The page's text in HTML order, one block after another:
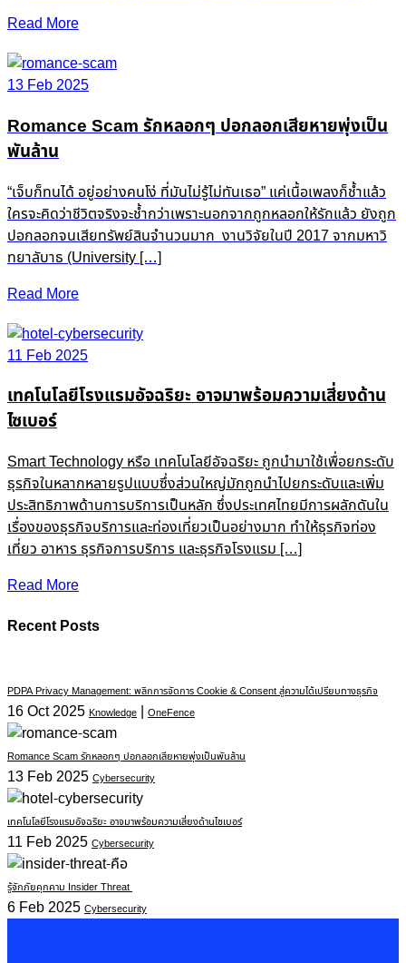
Read More
13 Feb 2025
Romance Scam รักหลอกๆ ปอกลอกเสียหายพุ่งเป็น
พันล้าน
“เจ็บก็ทนได้ อยู่อย่างคนโง่ ที่มันไม่รู้ไม่ทันเธอ” แค่เนื้อเพลงก็ช้ำแล้ว
ใครจะคิดว่าชีวิตจริงจะช้ำกว่าเพราะนอกจากถูกหลอกให้รักแล้ว ยังถูก
ปอกลอกจนเสียทรัพย์สินจำนวนมาก งานวิจัยในปี 2017 จากมหาวิ
ทยาลับาธ (University […]
Read More
11 Feb 2025
เทคโนโลยีโรงแรมอัจฉริยะ อาจมาพร้อมความเสี่ยงด้าน
ไซเบอร์
Smart Technology หรือ เทคโนโลยีอัจฉริยะ ถูกนำมาใช้เพื่อยกระดับ
ธุรกิจในหลากหลายรูปแบบซึ่งส่วนใหญ่มักถูกนำไปยกระดับและเพิ่ม
ประสิทธิภาพด้านการบริการเป็นหลัก ซึ่งประเทศไทยมีการผลักดันใน
เรื่องของธุรกิจบริการและท่องเที่ยวเป็นอย่างมาก ทำให้ธุรกิจท่อง
เที่ยว อาหาร ธุรกิจการบริการ และธุรกิจโรงแรม […]
Read More
Recent Posts
PDPA Privacy Management: พลิกการจัดการ Cookie & Consent สู่ความได้เปรียบทางธุรกิจ
16 Oct 2025 Knowledge | OneFence
Romance Scam รักหลอกๆ ปอกลอกเสียหายพุ่งเป็นพันล้าน
13 Feb 2025 Cybersecurity
เทคโนโลยีโรงแรมอัจฉริยะ อาจมาพร้อมความเสี่ยงด้านไซเบอร์
11 Feb 2025 Cybersecurity
รู้จักภัยคุกคาม Insider Threat
6 Feb 2025 Cybersecurity